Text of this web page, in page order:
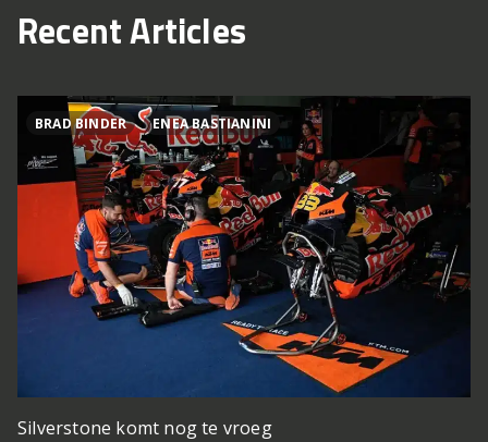
Recent Articles
BRAD BINDER ENEA BASTIANINI
Silverstone komt nog te vroeg